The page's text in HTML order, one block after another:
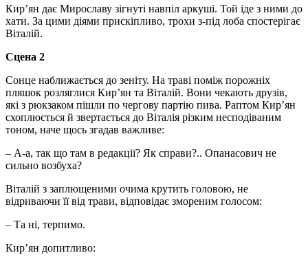
Кир’ян дає Мирославу зігнуті навпіл аркуші. Той іде з ними до
хати. За цими діями прискіпливо, трохи з-під лоба спостерігає
Віталій.
Сцена 2
Сонце наближається до зеніту. На траві поміж порожніх
пляшок розляглися Кир’ян та Віталій. Вони чекають друзів,
які з рюкзаком пішли по чергову партію пива. Раптом Кир’ян
схоплюється й звертається до Віталія різким несподіваним
тоном, наче щось згадав важливе:
– А-а, так що там в редакції? Як справи?.. Опанасович не
сильно возбуха?
Віталій з заплющеними очима крутить головою, не
відриваючи її від трави, відповідає змореним голосом:
– Та ні, терпимо.
Кир’ян допитливо: